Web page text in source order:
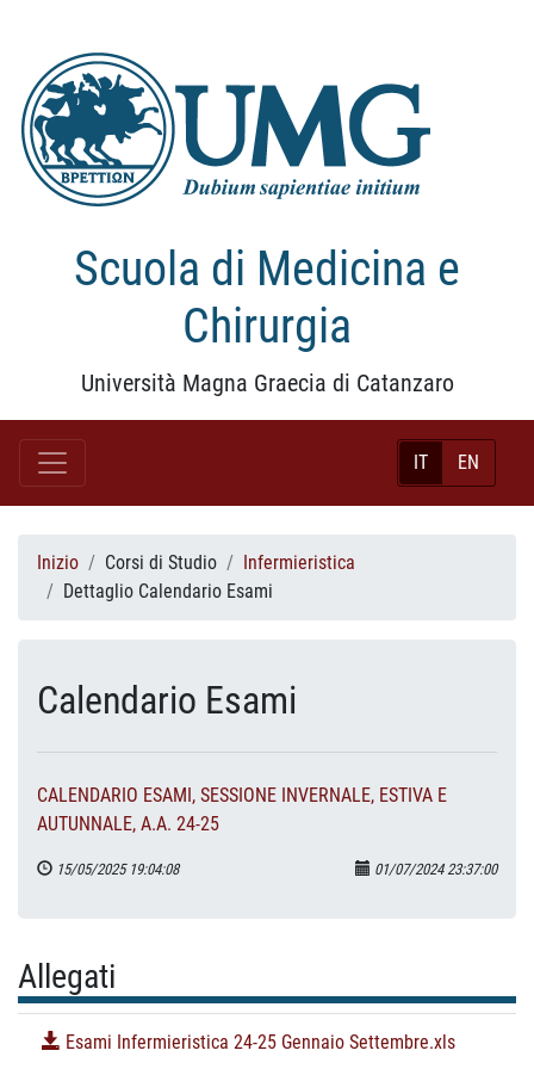
Scuola di Medicina e
Chirurgia
Università Magna Graecia di Catanzaro
IT EN
Inizio Corsi di Studio
Infermieristica
Dettaglio Calendario Esami
Calendario Esami
CALENDARIO ESAMI, SESSIONE INVERNALE, ESTIVA E
AUTUNNALE, A.A. 24-25
15/05/2025 19:04:08 01/07/2024 23:37:00
Allegati
Esami Infermieristica 24-25 Gennaio Settembre.xls